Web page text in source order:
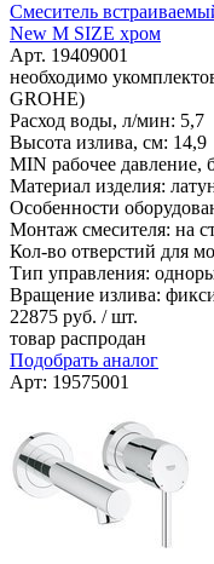
Смеситель
New M SIZE хром
Арт. 19409001
необходимо
GROHE)
Расход воды, л/мин: 5,7
Высота излива, см: 14,9
MIN рабочее давление,
Материал изделия:
Особенности
Монтаж смесителя: на
Кол-во отверстий для
Тип управления:
Вращение излива:
22875 руб. / шт.
товар распродан
Подобрать аналог
Арт: 19575001